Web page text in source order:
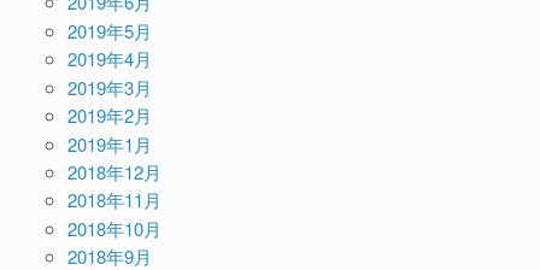
2019年5月
2019年4月
2019年3月
2019年2月
2019年1月
2018年12月
2018年11月
2018年10月
2018年9月